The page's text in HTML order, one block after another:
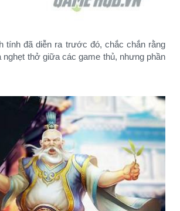
tính đã diễn ra trước đó, chắc chắn rằng
thở giữa các game thủ, nhưng phần